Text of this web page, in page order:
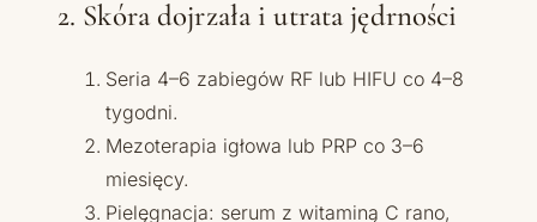
2. Skóra dojrzała i utrata jędrności
Seria 4–6 zabiegów RF lub HIFU co 4–8
tygodni.
Mezoterapia igłowa lub PRP co 3–6
miesięcy.
Pielęgnacja: serum z witaminą C rano,